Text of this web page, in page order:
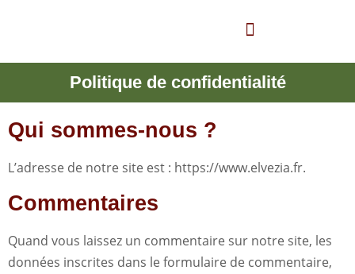
Politique de confidentialité
Qui sommes-nous ?
L’adresse de notre site est : https://www.elvezia.fr.
Commentaires
Quand vous laissez un commentaire sur notre site, les
données inscrites dans le formulaire de commentaire,